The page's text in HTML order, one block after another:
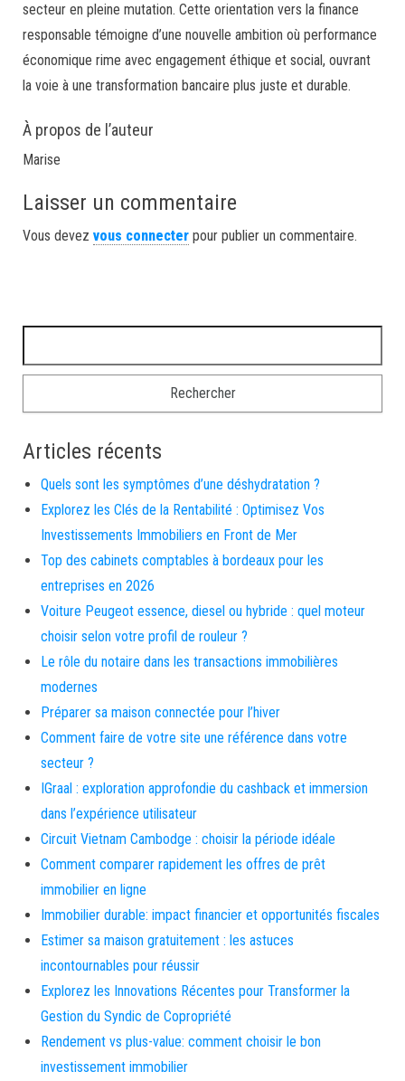
secteur en pleine mutation. Cette orientation vers la finance
responsable témoigne d’une nouvelle ambition où performance
économique rime avec engagement éthique et social, ouvrant
la voie à une transformation bancaire plus juste et durable.
À propos de l’auteur
Marise
Laisser un commentaire
Vous devez vous connecter pour publier un commentaire.
Articles récents
Quels sont les symptômes d’une déshydratation ?
Explorez les Clés de la Rentabilité : Optimisez Vos
Investissements Immobiliers en Front de Mer
Top des cabinets comptables à bordeaux pour les
entreprises en 2026
Voiture Peugeot essence, diesel ou hybride : quel moteur
choisir selon votre profil de rouleur ?
Le rôle du notaire dans les transactions immobilières
modernes
Préparer sa maison connectée pour l’hiver
Comment faire de votre site une référence dans votre
secteur ?
IGraal : exploration approfondie du cashback et immersion
dans l’expérience utilisateur
Circuit Vietnam Cambodge : choisir la période idéale
Comment comparer rapidement les offres de prêt
immobilier en ligne
Immobilier durable: impact financier et opportunités fiscales
Estimer sa maison gratuitement : les astuces
incontournables pour réussir
Explorez les Innovations Récentes pour Transformer la
Gestion du Syndic de Copropriété
Rendement vs plus-value: comment choisir le bon
investissement immobilier